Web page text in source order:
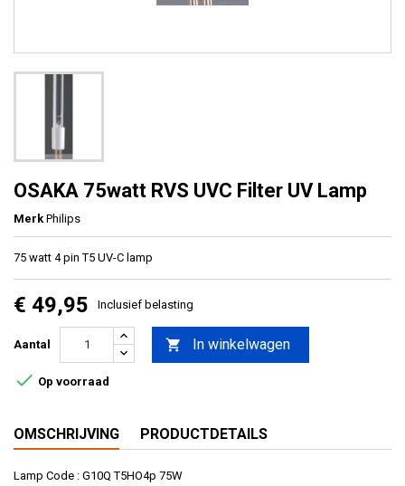
OSAKA 75watt RVS UVC Filter UV Lamp
Merk Philips
75 watt 4 pin T5 UV-C lamp
€ 49,95 Inclusief belasting
Aantal  In winkelwagen
 Op voorraad
OMSCHRIJVING PRODUCTDETAILS
Lamp Code : G10Q T5HO4p 75W